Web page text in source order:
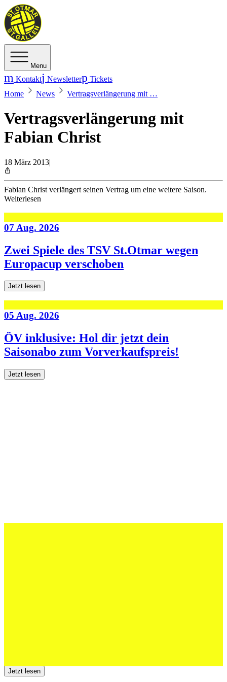
Menu
Kontakt Newsletter
Tickets
Home
News Vertragsverlängerung mit …
Vertragsverlängerung mit
Fabian Christ
18 März 2013|
Fabian Christ verlängert seinen Vertrag um eine weitere Saison.
Weiterlesen
07 Aug. 2026
Zwei Spiele des TSV St.Otmar wegen
Europacup verschoben
Jetzt lesen
05 Aug. 2026
ÖV inklusive: Hol dir jetzt dein
Saisonabo zum Vorverkaufspreis!
Jetzt lesen
Jetzt lesen